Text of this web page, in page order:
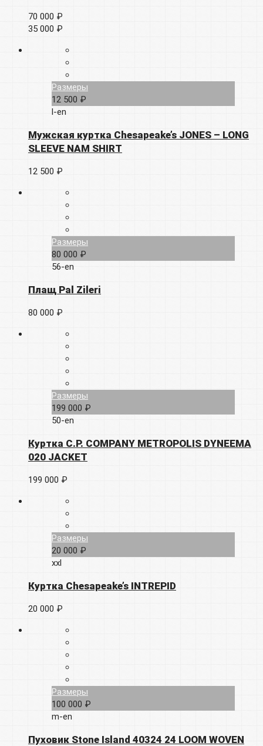
70 000 ₽
35 000 ₽
Размеры
12 500 ₽
l-en
Мужская куртка Chesapeake’s JONES – LONG
SLEEVE NAM SHIRT
12 500 ₽
Размеры
80 000 ₽
56-en
Плащ Pal Zileri
80 000 ₽
Размеры
199 000 ₽
50-en
Куртка C.P. COMPANY METROPOLIS DYNEEMA
020 JACKET
199 000 ₽
Размеры
20 000 ₽
xxl
Куртка Chesapeake’s INTREPID
20 000 ₽
Размеры
100 000 ₽
m-en
Пуховик Stone Island 40324 24 LOOM WOVEN